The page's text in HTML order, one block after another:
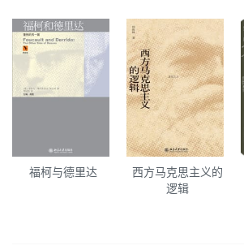
福柯与德里达
西方马克思主义的
逻辑